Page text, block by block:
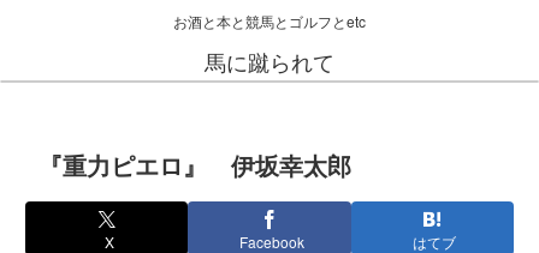
お酒と本と競馬とゴルフとetc
馬に蹴られて
『重力ピエロ』 伊坂幸太郎
X Facebook はてブ